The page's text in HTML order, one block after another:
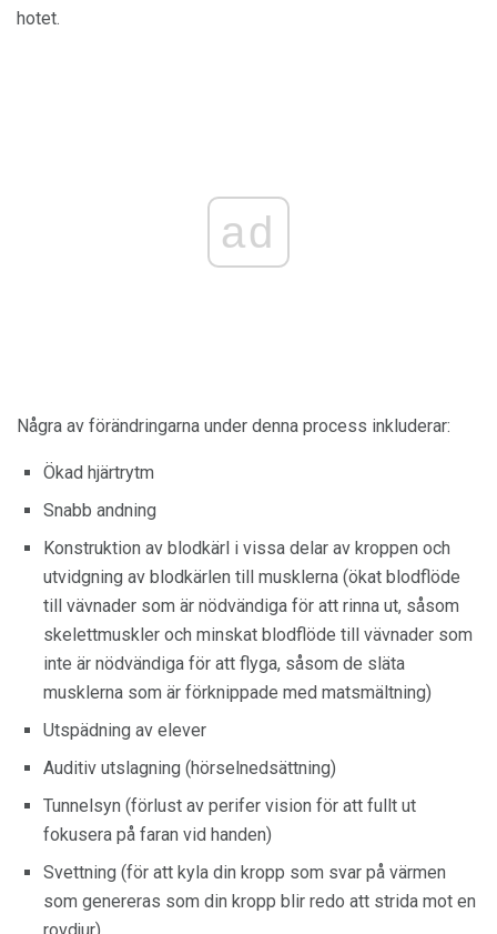
hotet.
ad
Några av förändringarna under denna process inkluderar:
Ökad hjärtrytm
Snabb andning
Konstruktion av blodkärl i vissa delar av kroppen och
utvidgning av blodkärlen till musklerna (ökat blodflöde
till vävnader som är nödvändiga för att rinna ut, såsom
skelettmuskler och minskat blodflöde till vävnader som
inte är nödvändiga för att flyga, såsom de släta
musklerna som är förknippade med matsmältning)
Utspädning av elever
Auditiv utslagning (hörselnedsättning)
Tunnelsyn (förlust av perifer vision för att fullt ut
fokusera på faran vid handen)
Svettning (för att kyla din kropp som svar på värmen
som genereras som din kropp blir redo att strida mot en